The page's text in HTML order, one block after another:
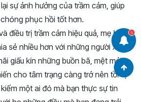
3
sự ảnh hưởng của trầm cảm, giúp
phục hồi tốt hơn.
điều trị trầm cảm hiệu quả, mẹ bầu
sẻ nhiều hơn với những người xung
giấu kín những buồn bã, mệt mỏi
cho tâm trạng càng trở nên tồi tệ
một ai đó mà bạn thực sự tin